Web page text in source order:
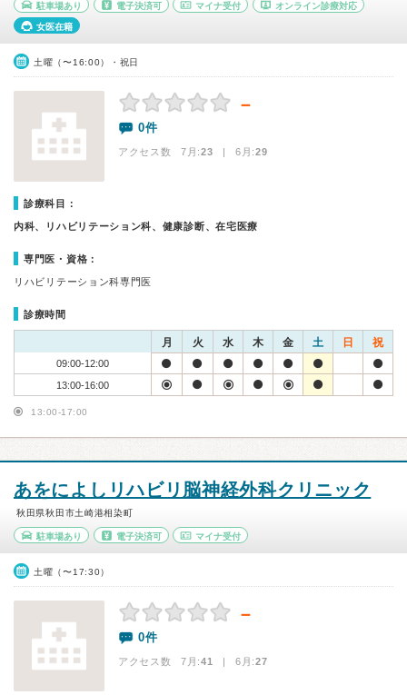
駐車場あり 電子決済可 マイナ受付 オンライン診療対応
女医在籍
土曜（〜16:00）・祝日
－
0件
アクセス数 7月:23 | 6月:29
診療科目：
内科、リハビリテーション科、健康診断、在宅医療
専門医・資格：
リハビリテーション科専門医
診療時間
月 火 水 木 金 土 日 祝
09:00-12:00
13:00-16:00
13:00-17:00
あをによしリハビリ脳神経外科クリニック
秋田県秋田市土崎港相染町
駐車場あり 電子決済可 マイナ受付
土曜（〜17:30）
－
0件
アクセス数 7月:41 | 6月:27